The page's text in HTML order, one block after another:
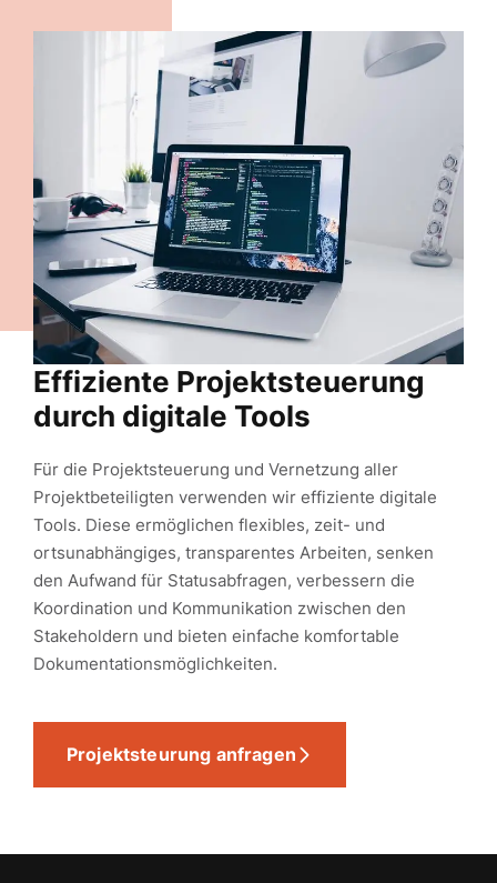
Effiziente Projektsteuerung
durch digitale Tools
Für die Projektsteuerung und Vernetzung aller
Projektbeteiligten verwenden wir effiziente digitale
Tools. Diese ermöglichen flexibles, zeit- und
ortsunabhängiges, transparentes Arbeiten, senken
den Aufwand für Statusabfragen, verbessern die
Koordination und Kommunikation zwischen den
Stakeholdern und bieten einfache komfortable
Dokumentationsmöglichkeiten.
Projektsteurung anfragen